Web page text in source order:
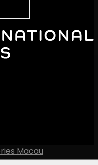
Macau